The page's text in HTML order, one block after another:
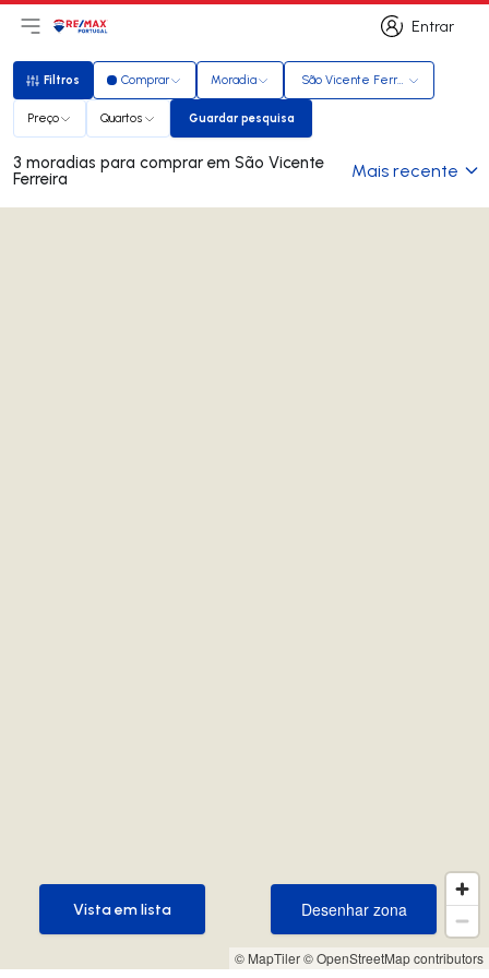
Entrar
Entrar
Abri menu principal
LogoIr para página inicial
Filtros
Filtros Comprar Moradia São Vicente Ferreira
Preço Quartos Guardar pesquisa
Guardar pesquisa
3 moradias para comprar em São Vicente
Ferreira Mais recente
© MapTiler© OpenStreetMap contributors
Desenhar zona
Desenhar zona
Vista em lista
Vista em lista